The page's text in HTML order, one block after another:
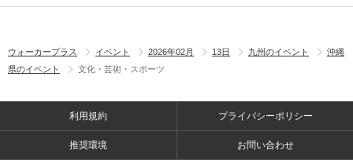
ウォーカープラス イベント 2026年02月 13日 九州のイベント
沖縄
県のイベント
文化・芸術・スポーツ
利用規約 プライバシーポリシー
推奨環境 お問い合わせ